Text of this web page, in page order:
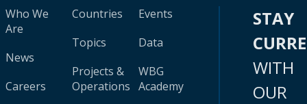
Who We
Are
News
Careers
Countries
Topics
Projects &
Operations
Events
Data
WBG
Academy
STAY
WITH
OUR